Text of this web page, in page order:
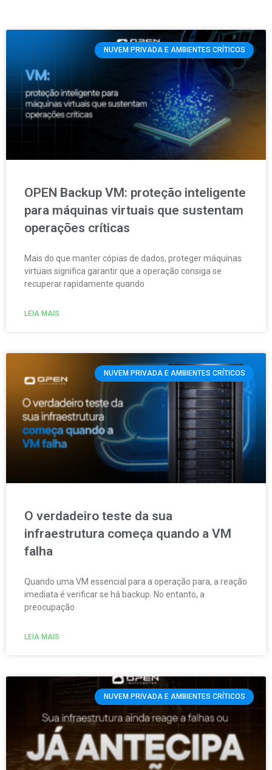
NUVEM PRIVADA E AMBIENTES CRÍTICOS
OPEN Backup VM: proteção inteligente
para máquinas virtuais que sustentam
operações críticas
Mais do que manter cópias de dados, proteger máquinas
virtuais significa garantir que a operação consiga se
recuperar rapidamente quando
LEIA MAIS
NUVEM PRIVADA E AMBIENTES CRÍTICOS
O verdadeiro teste da sua
infraestrutura começa quando a VM
falha
Quando uma VM essencial para a operação para, a reação
imediata é verificar se há backup. No entanto, a
preocupação
LEIA MAIS
NUVEM PRIVADA E AMBIENTES CRÍTICOS